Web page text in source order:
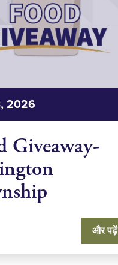
2026
Giveaway-
और पढ़ें